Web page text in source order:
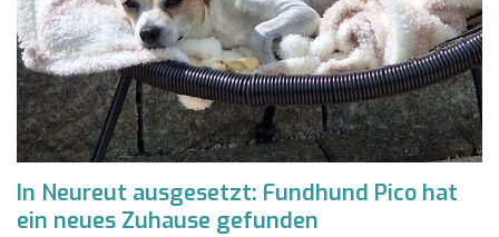
In Neureut ausgesetzt: Fundhund Pico hat
ein neues Zuhause gefunden